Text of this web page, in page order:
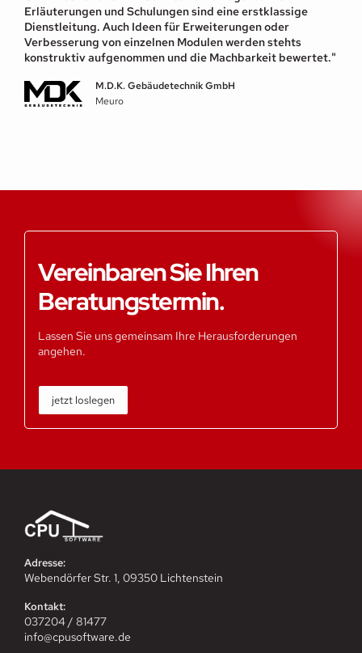
Erläuterungen und Schulungen sind eine erstklassige
Dienstleitung. Auch Ideen für Erweiterungen oder
Verbesserung von einzelnen Modulen werden stehts
konstruktiv aufgenommen und die Machbarkeit bewertet."
M.D.K. Gebäudetechnik GmbH
Meuro
Vereinbaren Sie Ihren
Beratungstermin.
Lassen Sie uns gemeinsam Ihre Herausforderungen
angehen.
jetzt loslegen
Adresse:
Webendörfer Str. 1, 09350 Lichtenstein
Kontakt:
037204 / 81477
info@cpusoftware.de